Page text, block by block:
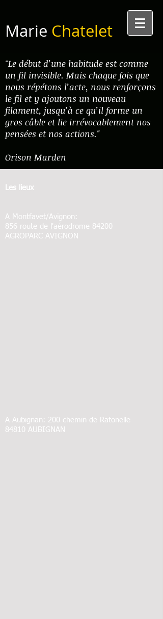
Marie Chatelet
"Le début d’une habitude est comme
un fil invisible. Mais chaque fois que
nous répétons l’acte, nous renforçons
le fil et y ajoutons un nouveau
filament, jusqu’à ce qu’il forme un
gros câble et lie irrévocablement nos
pensées et nos actions."
Orison Marden
Les lieux
A Montfavet/Avignon:
​856 route de l'aérodrome 84200
AGROPARC AVIGNON​
A Aubignan: 200 chemin de Ratonelle
84810 AUBIGNAN